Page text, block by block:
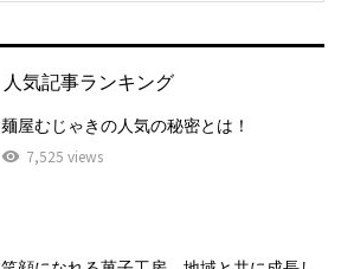
人気記事ランキング
麺屋むじゃきの人気の秘密とは！
7,525 views